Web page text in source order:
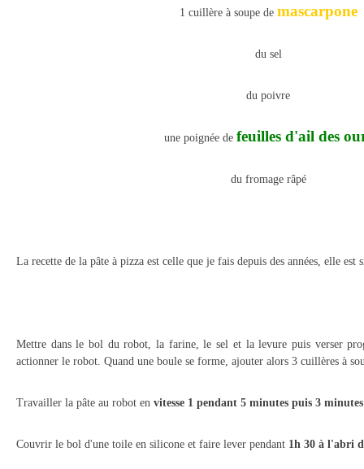
1 cuillère à soupe de mascarpone
du sel
du poivre
une poignée de feuilles d'ail des
du fromage râpé
La recette de la pâte à pizza est celle que je fais depuis des années, elle est
Mettre dans le bol du robot, la farine, le sel et la levure puis verser
actionner le robot. Quand une boule se forme, ajouter alors 3 cuillères à
Travailler la pâte au robot en vitesse 1 pendant 5 minutes puis 3 minutes
Couvrir le bol d'une toile en silicone et faire lever pendant 1h 30 à l'abri